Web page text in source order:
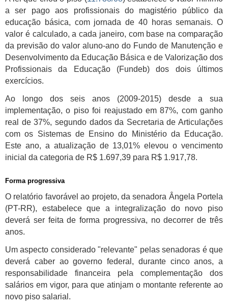
a ser pago aos profissionais do magistério público da
educação básica, com jornada de 40 horas semanais. O
valor é calculado, a cada janeiro, com base na comparação
da previsão do valor aluno-ano do Fundo de Manutenção e
Desenvolvimento da Educação Básica e de Valorização dos
Profissionais da Educação (Fundeb) dos dois últimos
exercícios.
Ao longo dos seis anos (2009-2015) desde a sua
implementação, o piso foi reajustado em 87%, com ganho
real de 37%, segundo dados da Secretaria de Articulações
com os Sistemas de Ensino do Ministério da Educação.
Este ano, a atualização de 13,01% elevou o vencimento
inicial da categoria de R$ 1.697,39 para R$ 1.917,78.
Forma progressiva
O relatório favorável ao projeto, da senadora Ângela Portela
(PT-RR), estabelece que a integralização do novo piso
deverá ser feita de forma progressiva, no decorrer de três
anos.
Um aspecto considerado "relevante" pelas senadoras é que
deverá caber ao governo federal, durante cinco anos, a
responsabilidade financeira pela complementação dos
salários em vigor, para que atinjam o montante referente ao
novo piso salarial.